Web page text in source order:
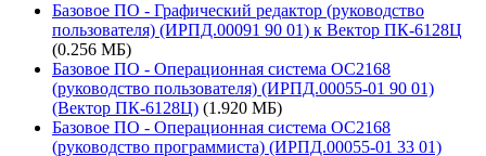
Базовое ПО - Графический редактор (руководство
пользователя) (ИРПД.00091 90 01) к Вектор ПК-6128Ц
(0.256 МБ)
Базовое ПО - Операционная система ОС2168
(руководство пользователя) (ИРПД.00055-01 90 01)
(Вектор ПК-6128Ц) (1.920 МБ)
Базовое ПО - Операционная система ОС2168
(руководство программиста) (ИРПД.00055-01 33 01)